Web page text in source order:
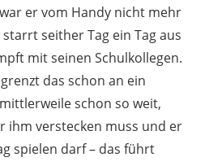
er vom Handy nicht mehr
seither Tag ein Tag aus
mit seinen Schulkollegen.
das schon an ein
schon so weit,
ihm verstecken muss und er
spielen darf– das führt